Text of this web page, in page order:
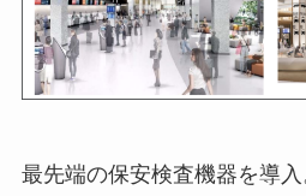
最先端の保安検査機器を導入